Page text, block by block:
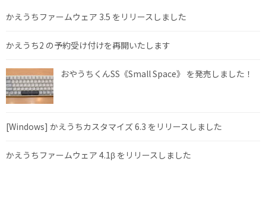
かえうちファームウェア 3.5 をリリースしました
かえうち2 の予約受け付けを再開いたします
おやうちくんSS《Small Space》 を発売しました！
[Windows] かえうちカスタマイズ 6.3 をリリースしました
かえうちファームウェア 4.1β をリリースしました